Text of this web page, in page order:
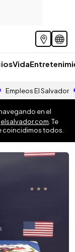
Vida
Empleos El Salvador
en el
elsalvador.com . Te
coincidimos todos.